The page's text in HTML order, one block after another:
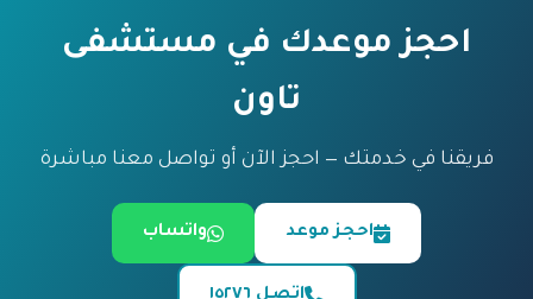
احجز موعدك في مستشفى
تاون
فريقنا في خدمتك — احجز الآن أو تواصل معنا مباشرة
احجز موعد واتساب
اتصل ١٥٢٧٦